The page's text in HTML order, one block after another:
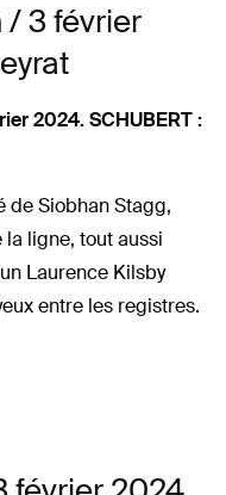
3 février
2024. SCHUBERT :
de Siobhan Stagg,
ligne, tout aussi
Laurence Kilsby
entre les registres.